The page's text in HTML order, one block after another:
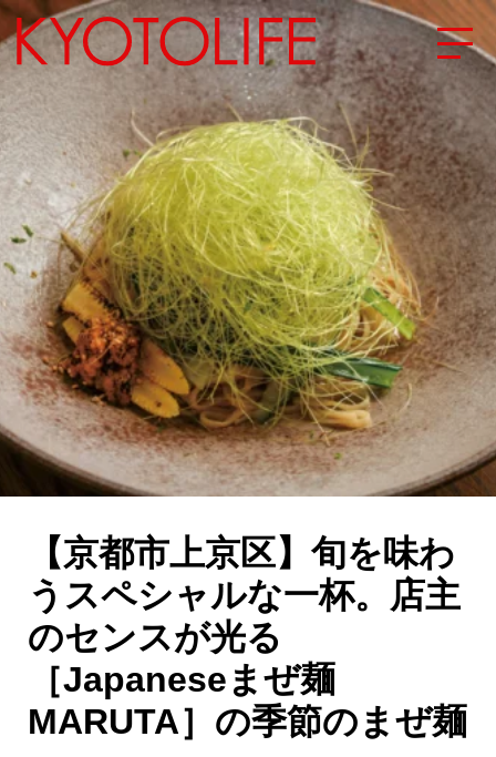
エリアから探す
地図から探す
カテゴリーから探す
SPECIAL
NEW OPEN
SERIES
CULTURE
ABOUT US
Instagram
チケットプレゼント応募
【京都市上京区】旬を味わ
うスペシャルな一杯。店主
のセンスが光る
［Japaneseまぜ麺
MARUTA］の季節のまぜ麺